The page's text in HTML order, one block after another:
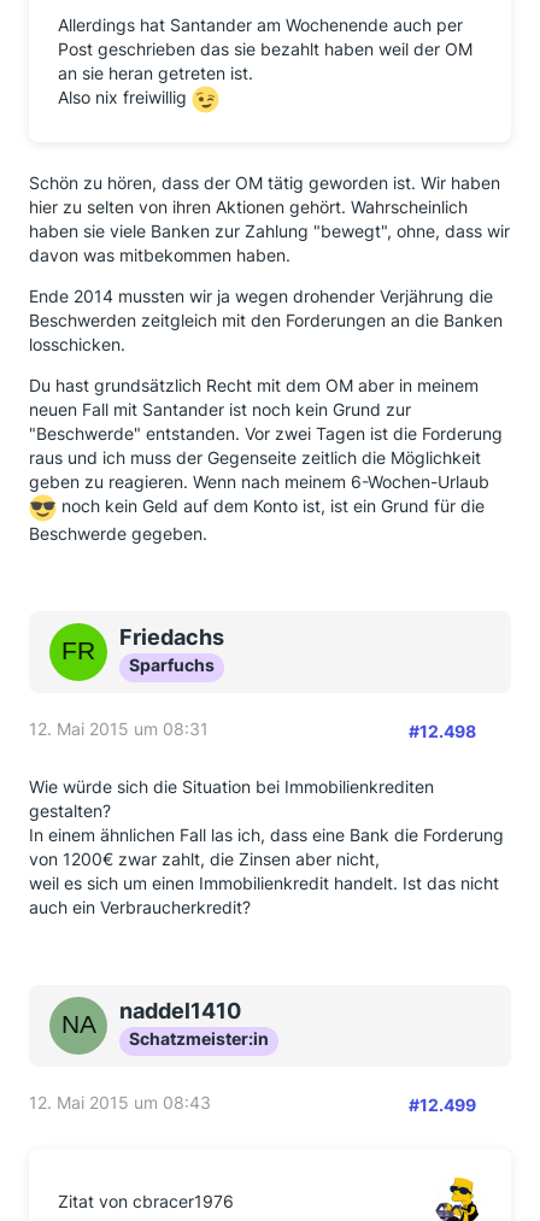
Allerdings hat Santander am Wochenende auch per
Post geschrieben das sie bezahlt haben weil der OM
an sie heran getreten ist.
Also nix freiwillig
Schön zu hören, dass der OM tätig geworden ist. Wir haben
hier zu selten von ihren Aktionen gehört. Wahrscheinlich
haben sie viele Banken zur Zahlung "bewegt", ohne, dass wir
davon was mitbekommen haben.
Ende 2014 mussten wir ja wegen drohender Verjährung die
Beschwerden zeitgleich mit den Forderungen an die Banken
losschicken.
Du hast grundsätzlich Recht mit dem OM aber in meinem
neuen Fall mit Santander ist noch kein Grund zur
"Beschwerde" entstanden. Vor zwei Tagen ist die Forderung
raus und ich muss der Gegenseite zeitlich die Möglichkeit
geben zu reagieren. Wenn nach meinem 6-Wochen-Urlaub
noch kein Geld auf dem Konto ist, ist ein Grund für die
Beschwerde gegeben.
Friedachs
Sparfuchs
12. Mai 2015 um 08:31 #12.498
Wie würde sich die Situation bei Immobilienkrediten
gestalten?
In einem ähnlichen Fall las ich, dass eine Bank die Forderung
von 1200€ zwar zahlt, die Zinsen aber nicht,
weil es sich um einen Immobilienkredit handelt. Ist das nicht
auch ein Verbraucherkredit?
naddel1410
Schatzmeister:in
12. Mai 2015 um 08:43 #12.499
Zitat von cbracer1976